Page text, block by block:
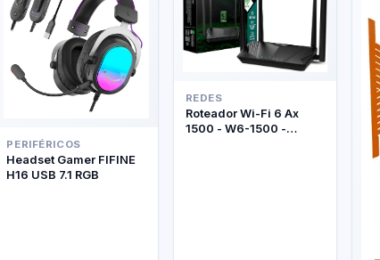
PERIFÉRICOS
Headset Gamer FIFINE
H16 USB 7.1 RGB
REDES
Roteador Wi-Fi 6 Ax
1500 - W6-1500 -